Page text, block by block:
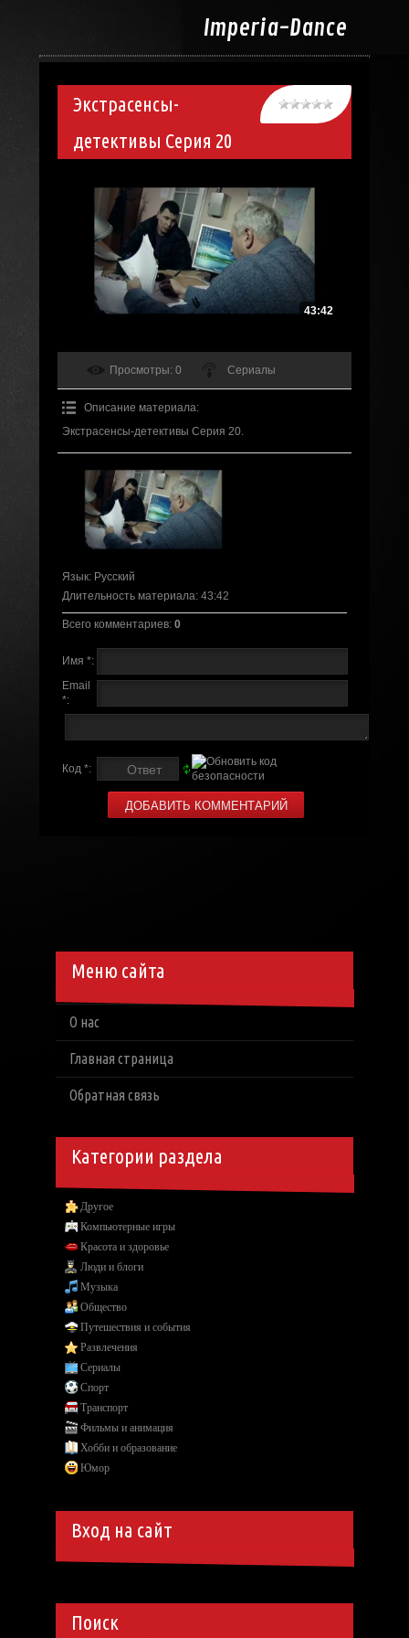
Imperia-Dance
Экстрасенсы-
детективы Серия 20
43:42
Просмотры: 0 Сериалы
Описание материала:
Экстрасенсы-детективы Серия 20.
Язык: Русский
Длительность материала: 43:42
Всего комментариев: 0
Имя *:
Email
*:
Код *:
Меню сайта
О нас
Главная страница
Обратная связь
Категории раздела
Другое
Компьютерные игры
Красота и здоровье
Люди и блоги
Музыка
Общество
Путешествия и события
Развлечения
Сериалы
Спорт
Транспорт
Фильмы и анимация
Хобби и образование
Юмор
Вход на сайт
Поиск